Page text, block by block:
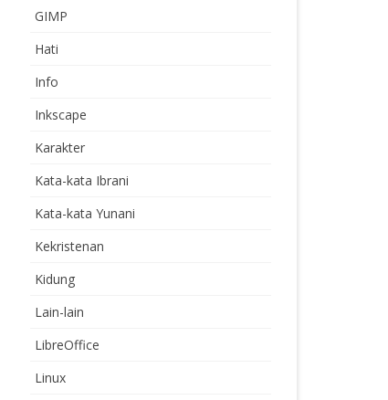
GIMP
Hati
Info
Inkscape
Karakter
Kata-kata Ibrani
Kata-kata Yunani
Kekristenan
Kidung
Lain-lain
LibreOffice
Linux